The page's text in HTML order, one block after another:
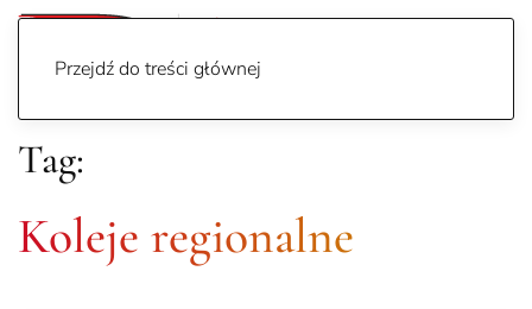
Przejdź do treści głównej
Tag:
Koleje regionalne